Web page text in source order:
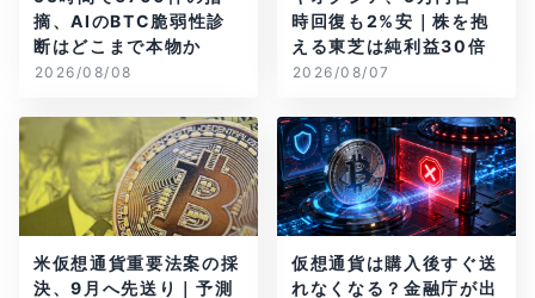
摘、AIのBTC脆弱性診
断はどこまで本物か
2026/08/08
時回復も2%安｜株を抱
える東芝は純利益30倍
2026/08/07
米仮想通貨重要法案の採
決、9月へ先送り｜予測
仮想通貨は購入後すぐ送
れなくなる？金融庁が出